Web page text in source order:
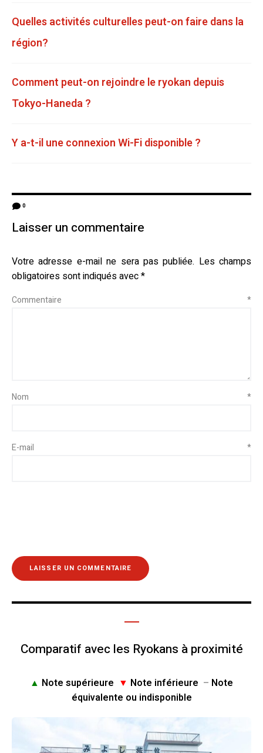
Quelles activités culturelles peut-on faire dans la
région?
Comment peut-on rejoindre le ryokan depuis
Tokyo-Haneda ?
Y a-t-il une connexion Wi-Fi disponible ?
0
Laisser un commentaire
Votre adresse e-mail ne sera pas publiée. Les champs
obligatoires sont indiqués avec*
Commentaire *
Nom *
E-mail *
Comparatif avec les Ryokans à proximité
▲ Note supérieure ▼ Note inférieure – Note
équivalente ou indisponible